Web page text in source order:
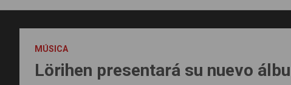
MÚSICA
Lörihen presentará su nuevo